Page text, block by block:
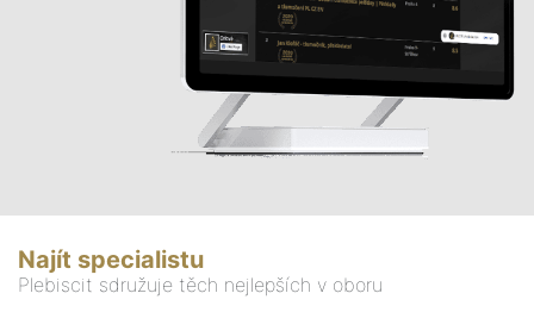
Najít specialistu
Plebiscit sdružuje těch nejlepších v oboru